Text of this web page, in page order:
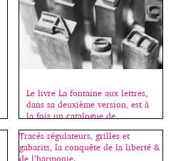
Le livre La fontaine aux lettres,
dans sa deuxième version, est à
la fois un catalogue de
présentation de caractères, et un
guide pratique pour découvrir
l’histoire de la typographie et se
Tracés régulateurs, grilles et
gabarits, la conquête de la liberté &